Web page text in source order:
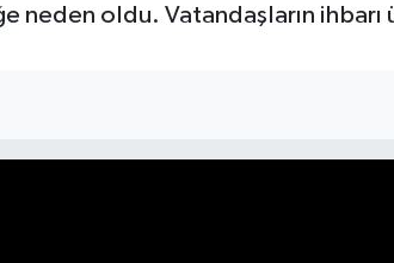
neden oldu. Vatandaşların